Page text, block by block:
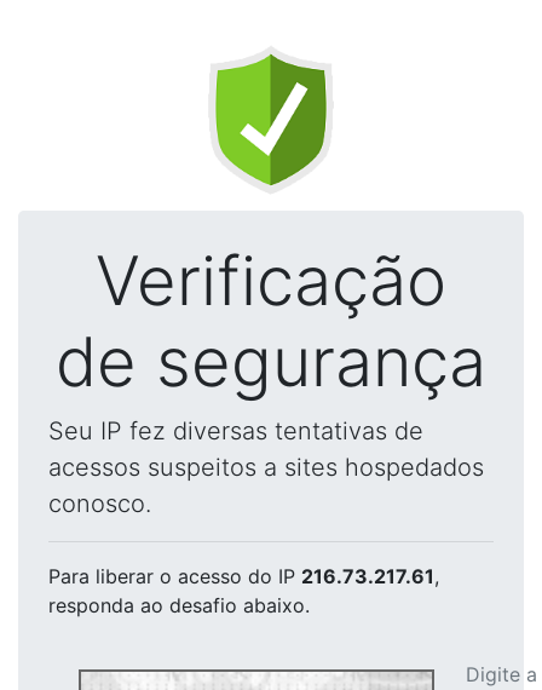
Verificação
de segurança
Seu IP fez diversas tentativas de
acessos suspeitos a sites hospedados
conosco.
Para liberar o acesso do IP 216.73.217.61,
responda ao desafio abaixo.
Digite